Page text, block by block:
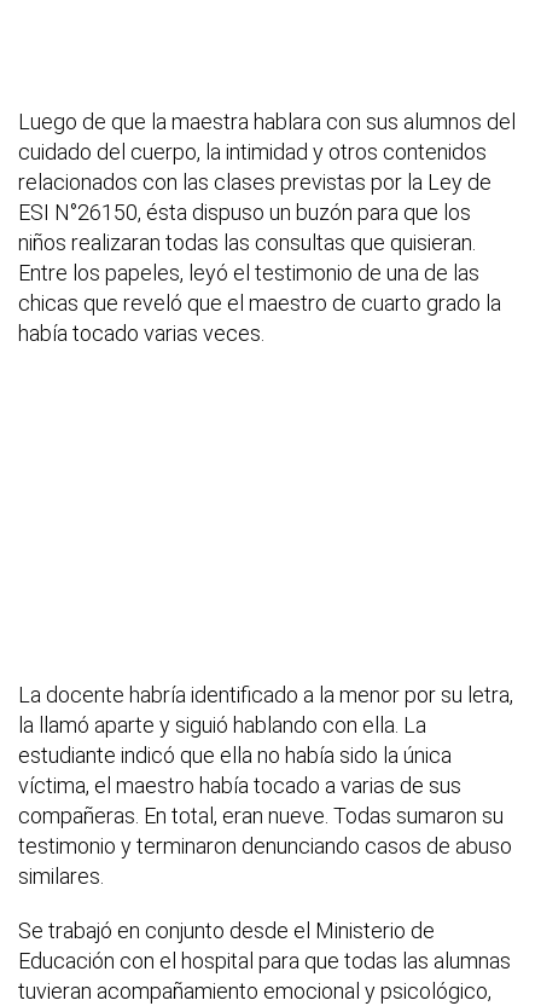
Luego de que la maestra hablara con sus alumnos del
cuidado del cuerpo, la intimidad y otros contenidos
relacionados con las clases previstas por la Ley de
ESI N°26150, ésta dispuso un buzón para que los
niños realizaran todas las consultas que quisieran.
Entre los papeles, leyó el testimonio de una de las
chicas que reveló que el maestro de cuarto grado la
había tocado varias veces.
La docente habría identificado a la menor por su letra,
la llamó aparte y siguió hablando con ella. La
estudiante indicó que ella no había sido la única
víctima, el maestro había tocado a varias de sus
compañeras. En total, eran nueve. Todas sumaron su
testimonio y terminaron denunciando casos de abuso
similares.
Se trabajó en conjunto desde el Ministerio de
Educación con el hospital para que todas las alumnas
tuvieran acompañamiento emocional y psicológico,